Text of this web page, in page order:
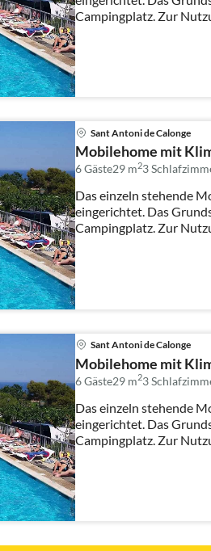
Campingplatz. Zur
Sant Antoni de Calonge
Mobilehome mit
6 Gäste29 m23
Das einzeln stehende
eingerichtet. Das
Campingplatz. Zur
Sant Antoni de Calonge
Mobilehome mit
6 Gäste29 m23
Das einzeln stehende
eingerichtet. Das
Campingplatz. Zur